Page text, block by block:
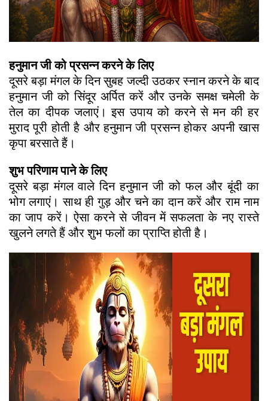
हनुमान जी को प्रसन्न करने के लिए
दूसरे बड़ा मंगल के दिन सुबह जल्दी उठकर स्नान करने के बाद
हनुमान जी को सिंदूर अर्पित करें और उनके समक्ष चमेली के
तेल का दीपक जलाएं। इस उपाय को करने से मन की हर
मुराद पूरी होती है और हनुमान जी प्रसन्न होकर अपनी खास
कृपा बरसाते हैं।
शुभ परिणाम पाने के लिए
दूसरे बड़ा मंगल वाले दिन हनुमान जी को फल और बूंदी का
भोग लगाएं। साथ ही गुड़ और चने का दान करें और राम नाम
का जाप करें। ऐसा करने से जीवन में सफलता के नए रास्ते
खुलने लगते हैं और शुभ फलों का प्राप्ति होती है।